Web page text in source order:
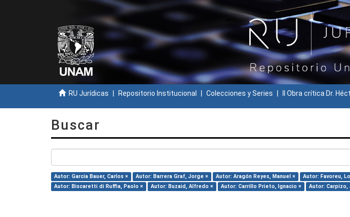
RU Jurídicas Repositorio Institucional Colecciones y Series II Obra crítica Dr.
Buscar
Autor: García Bauer, Carlos × Autor: Barrera Graf, Jorge × Autor: Aragón Reyes, Manuel × Autor: Favoreu,
Autor: Biscaretti di Ruffia, Paolo ×
Autor: Buzaid, Alfredo × Autor: Carrillo Prieto, Ignacio × Autor: Carpizo,